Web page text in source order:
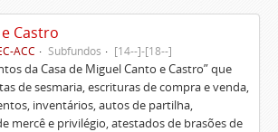
Castro
ACC Subfundos [14--]-[18--]
da Casa de Miguel Canto e Castro” que
de sesmaria, escrituras de compra e venda,
inventários, autos de partilha,
mercê e privilégio, atestados de brasões de